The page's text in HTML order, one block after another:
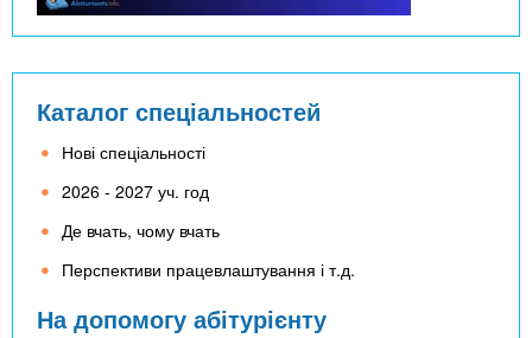
Каталог спеціальностей
Нові спеціальності
2026 - 2027 уч. год
Де вчать, чому вчать
Перспективи працевлаштування і т.д.
На допомогу абітурієнту